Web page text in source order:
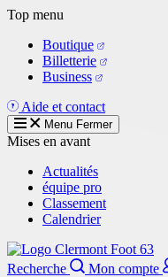
Aller
contenu
principal
Top menu
Boutique
Billetterie
Business
Aide et contact
Menu Fermer
Mises en avant
Actualités
équipe pro
Classement
Calendrier
Recherche
Mon compte